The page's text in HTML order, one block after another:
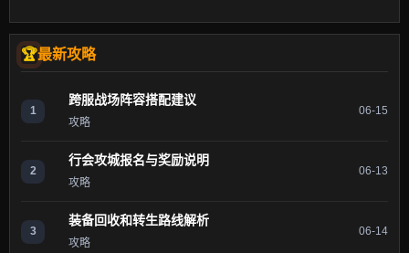
最新攻略
1
跨服战场阵容搭配建议
攻略
06-15
2
行会攻城报名与奖励说明
攻略
06-13
3
装备回收和转生路线解析
攻略
06-14